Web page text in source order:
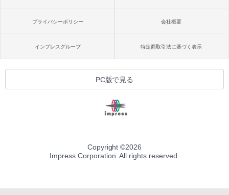
プライバシーポリシー 会社概要
インプレスグループ 特定商取引法に基づく表示
PC版で見る
Copyright ©2026
Impress Corporation. All rights reserved.